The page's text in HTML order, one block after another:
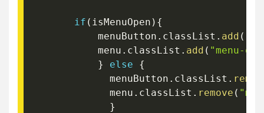
if ( isMenuOpen ) {
           menuButton
. classList . add (
           menu
. classList . add ( "menu-
}
else
{
             menuButton
. classList .
             menu
. classList . remove (
}